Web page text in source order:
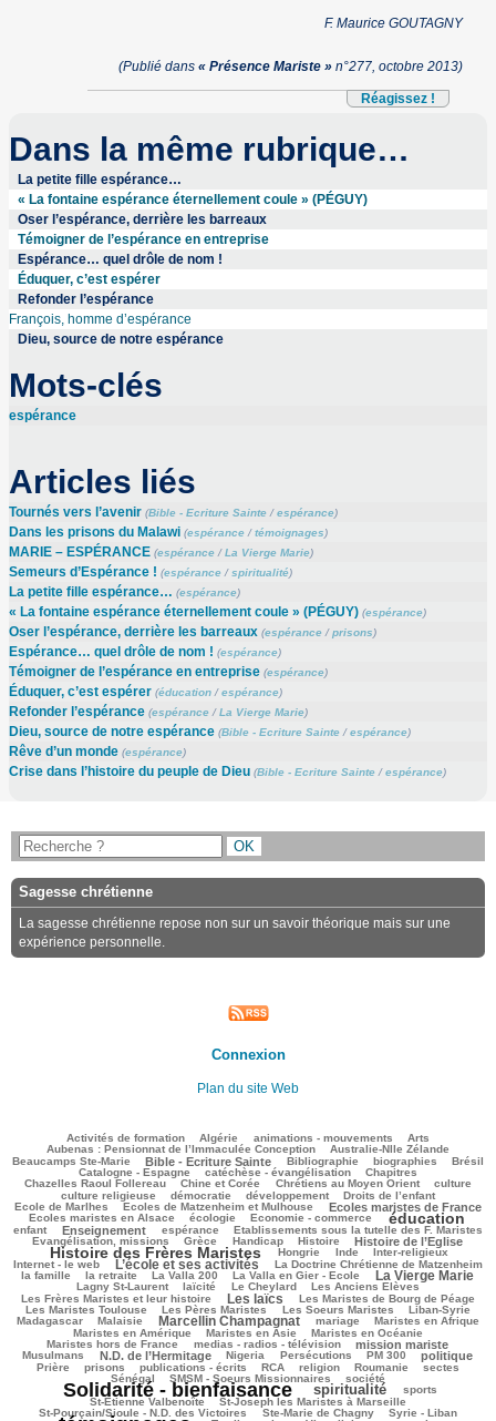
F. Maurice GOUTAGNY
(Publié dans « Présence Mariste »n°277, octobre 2013)
Réagissez !
Dans la même rubrique…
La petite fille espérance…
« La fontaine espérance éternellement coule » (PÉGUY)
Oser l’espérance, derrière les barreaux
Témoigner de l’espérance en entreprise
Espérance… quel drôle de nom !
Éduquer, c’est espérer
Refonder l’espérance
François, homme d’espérance
Dieu, source de notre espérance
Mots-clés
espérance
Articles liés
Tournés vers l’avenir (Bible - Ecriture Sainte/espérance)
Dans les prisons du Malawi (espérance/témoignages)
MARIE – ESPÉRANCE (espérance/La Vierge Marie)
Semeurs d’Espérance ! (espérance/spiritualité)
La petite fille espérance… (espérance)
« La fontaine espérance éternellement coule » (PÉGUY) (espérance)
Oser l’espérance, derrière les barreaux (espérance/prisons)
Espérance… quel drôle de nom ! (espérance)
Témoigner de l’espérance en entreprise (espérance)
Éduquer, c’est espérer (éducation/espérance)
Refonder l’espérance (espérance/La Vierge Marie)
Dieu, source de notre espérance (Bible - Ecriture Sainte/espérance)
Rêve d’un monde (espérance)
Crise dans l’histoire du peuple de Dieu (Bible - Ecriture Sainte/espérance)
Sagesse chrétienne
La sagesse chrétienne repose non sur un savoir théorique mais sur une
expérience personnelle.
Connexion
Plan du site Web
Activités de formation Algérie animations - mouvements Arts
Aubenas : Pensionnat de l’Immaculée Conception
42/2424 Australie-Nlle Zélande
72/2424
Beaucamps Ste-Marie
589/2424 Bible - Ecriture Sainte
35/2424 Bibliographie
461/2424 biographies
152/2424 Brésil
498/2424
Catalogne - Espagne
catéchèse - évangélisation Chapitres
Chazelles Raoul Follereau
78/2424 Chine et Corée
178/2424 Chrétiens au Moyen Orient
391/2424 culture
34/2424
culture religieuse
démocratie développement Droits de l’enfant
Ecole de Marlhes
174/2424 Ecoles de Matzenheim et Mulhouse
713/2424 Ecoles maristes de France
200/2424
Ecoles maristes en Alsace
453/2424 écologie
84/2424 Economie - commerce
1357/2424 éducation
189/2424
enfant
645/2424 Enseignement
213/2424 espérance
60/2424 Etablissements sous la tutelle des F. Maristes
179/2424
Evangélisation, missions
416/2424 Grèce
76/2424 Handicap
198/2424 Histoire
554/2424 Histoire de l’Eglise
1491/2424
Histoire des Frères Maristes
101/2424 Hongrie Inde Inter-religieux
179/2424
Internet - le web
913/2424 L’école et ses activités
70/2424 La Doctrine Chrétienne de Matzenheim
365/2424
la famille
100/2424 la retraite
38/2424 La Valla 200
67/2424 La Valla en Gier - Ecole
834/2424 La Vierge Marie
310/2424
Lagny St-Laurent
laïcité Le Cheylard Les Anciens Elèves
Les Frères Maristes et leur histoire
1057/2424 Les laïcs
511/2424 Les Maristes de Bourg de Péage
259/2424
Les Maristes Toulouse
363/2424 Les Pères Maristes
265/2424 Les Soeurs Maristes
132/2424 Liban-Syrie
106/2424
Madagascar
21/2424 Malaisie
837/2424 Marcellin Champagnat
72/2424 mariage
283/2424 Maristes en Afrique
191/2424
Maristes en Amérique
Maristes en Asie Maristes en Océanie
Maristes hors de France
286/2424 medias - radios - télévision
715/2424 mission mariste
63/2424
Musulmans
681/2424 N.D. de l’Hermitage
62/2424 Nigeria
147/2424 Persécutions
201/2424 PM 300
614/2424 politique
164/2424
Prière
131/2424 prisons
413/2424 publications - écrits
149/2424 RCA
220/2424 religion
32/2424 Roumanie
24/2424 sectes
28/2424
Sénégal
SMSM - Soeurs Missionnaires société
Solidarité - bienfaisance spiritualité sports
St-Etienne Valbenoîte
St-Joseph les Maristes à Marseille
St-Pourçain/Sioule - N.D. des Victoires
32/2424 Ste-Marie de Chagny
29/2424 Syrie - Liban
2424/2424